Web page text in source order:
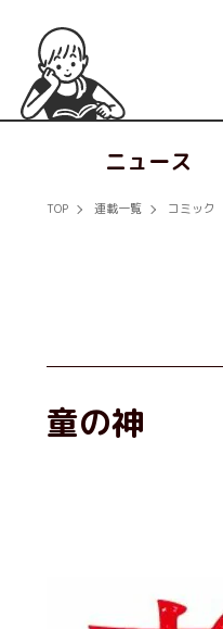
ニュース
TOP 連載一覧 コミック
童の神